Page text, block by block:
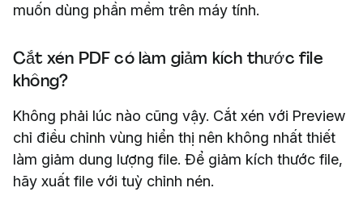
muốn dùng phần mềm trên máy tính.
Cắt xén PDF có làm giảm kích thước file
không?
Không phải lúc nào cũng vậy. Cắt xén với Preview
chỉ điều chỉnh vùng hiển thị nên không nhất thiết
làm giảm dung lượng file. Để giảm kích thước file,
hãy xuất file với tuỳ chỉnh nén.